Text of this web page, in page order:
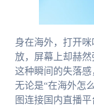
身在海外，打开
放，屏幕上却赫然
这种瞬间的失落感
无论是“在海外怎
图连接国内直播